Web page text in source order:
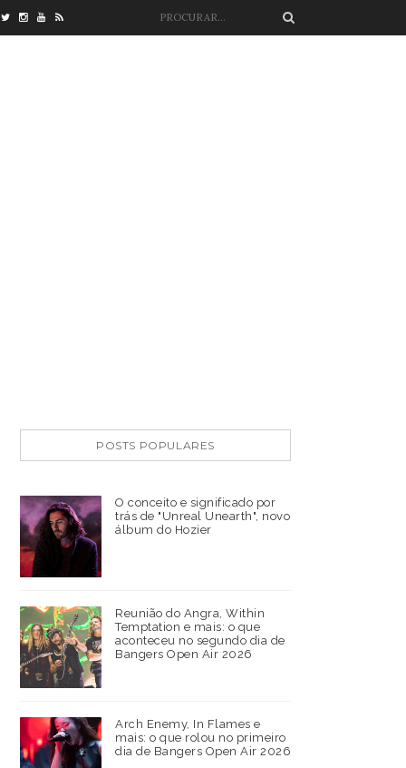
POSTS POPULARES
O conceito e significado por
trás de "Unreal Unearth", novo
álbum do Hozier
Reunião do Angra, Within
Temptation e mais: o que
aconteceu no segundo dia de
Bangers Open Air 2026
Arch Enemy, In Flames e
mais: o que rolou no primeiro
dia de Bangers Open Air 2026